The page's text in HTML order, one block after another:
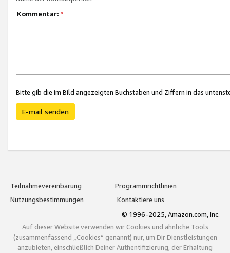
Kommentar: *
Bitte gib die im Bild angezeigten Buchstaben und Ziffern in das
E-mail senden
Teilnahmevereinbarung
Programmrichtlinien
Nutzungsbestimmungen
Kontaktiere uns
© 1996-2025, Amazon.com, Inc.
Auf dieser Website verwenden wir Cookies und ähnliche Tools
(zusammenfassend „Cookies“ genannt) nur, um Dir Dienstleistungen
anzubieten, einschließlich Deiner Authentifizierung, der Erhaltung